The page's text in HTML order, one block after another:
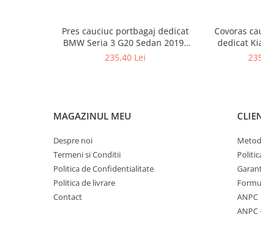
Pres cauciuc portbagaj dedicat
BMW Seria 3 G20 Sedan 2019-
prezent, Gledring Slovenia
235,40 Lei
Covoras
dedicat
prezent,
MAGAZINUL MEU
Despre noi
Termeni si Conditii
Politica de Confidentialitate
Politica de livrare
Contact
ANPC
ANPC